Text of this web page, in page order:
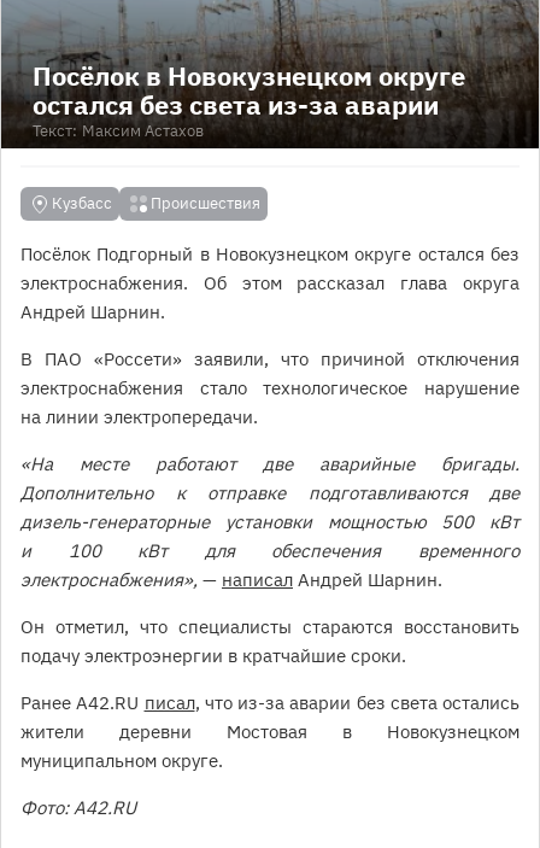
Посёлок в Новокузнецком округе
остался без света из-за аварии
Текст: Максим Астахов
Кузбасс Происшествия
Посёлок Подгорный в Новокузнецком округе остался без
электроснабжения. Об этом рассказал глава округа
Андрей Шарнин.
В ПАО «Россети» заявили, что причиной отключения
электроснабжения стало технологическое нарушение
на линии электропередачи.
«На месте работают две аварийные бригады.
Дополнительно к отправке подготавливаются две
дизель-генераторные установки мощностью 500 кВт
и 100 кВт для обеспечения временного
электроснабжения», — написал Андрей Шарнин.
Он отметил, что специалисты стараются восстановить
подачу электроэнергии в кратчайшие сроки.
Ранее A42.RU писал, что из-за аварии без света остались
жители деревни Мостовая в Новокузнецком
муниципальном округе.
Фото: A42.RU